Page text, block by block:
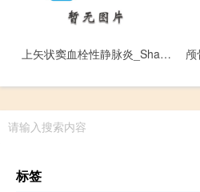
上矢状窦血栓性静脉炎_Shang Shi Zhuang Dou Xue Shuan Xing Jing Mai Yan
请输入搜索内容
标签